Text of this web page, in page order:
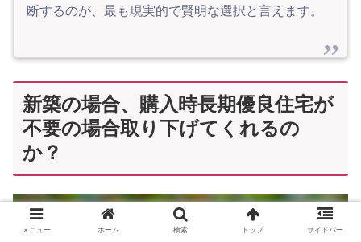
断するのが、最も現実的で賢明な選択と言えます。
新築の場合、購入時長期優良住宅が
不要の場合取り下げてくれるの
か？
メニュー ホーム 検索 トップ サイドバー